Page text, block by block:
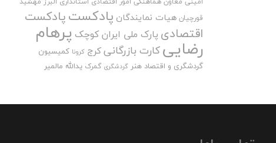
قورچیان هیات نمایندگان پادکستپادکست
اقتصادی پارک ملی ایران کوچک پرهام
رضاییکارت بازرگانیکرج کرونا کمیسیون
گردشگری و اقتصاد هنر گردشگری گمرک یدالله مالمیر